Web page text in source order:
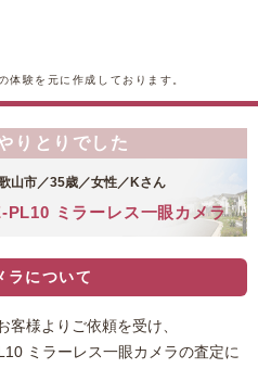
きなかったため、このど
る『XD』はたいへん注
は若干の使用感があるも
うな傷がないこと、すぐ
ことを考慮し、お値段を
た。ご利用いただき、あ
体験を元に作成しております。
りとりでした
山市／35歳／女性／Kさん
ミラーレス一眼カメラ
ラについて
様よりご依頼を受け、
ミラーレス一眼カメラの査定に